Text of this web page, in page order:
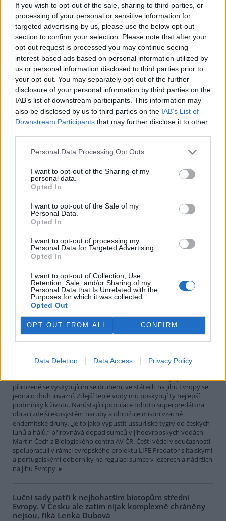
If you wish to opt-out of the sale, sharing to third parties, or
processing of your personal or sensitive information for
targeted advertising by us, please use the below opt-out
section to confirm your selection. Please note that after your
opt-out request is processed you may continue seeing
interest-based ads based on personal information utilized by
us or personal information disclosed to third parties prior to
your opt-out. You may separately opt-out of the further
disclosure of your personal information by third parties on the
IAB’s list of downstream participants. This information may
also be disclosed by us to third parties on the IAB’s List of
Downstream Participants that may further disclose it to other
Personal Data Processing Opt Outs
I want to opt-out of the Sharing of my
personal data.
Opted In
I want to opt-out of the Sale of my
Personal Data.
Opted In
I want to opt-out of processing my
Personal Data for Targeted Advertising.
Opted In
I want to opt-out of Collection, Use,
Retention, Sale, and/or Sharing of my
Personal Data that Is Unrelated with the
Purposes for which it was collected.
Opted Out
OPT OUT FROM ALL CONFIRM
Data Deletion Data Access Privacy Policy
Ekologická úzkost,
environmentální žal, klimatický
smutek. Jsou to nové
fenomény, nebo prožívali
podobné pocity i lidé v
minulosti? Obavy z měnícího se životního prostředí jsou na jednu
stranu přirozené a racionální. Někdy ale mohou narůst až do
takové míry, že člověka paralyzují. Jak poznáme, že nastal čas říci si
o podporu nebo pomoc a kde ji hledat? I o tom jsme hovořili s
Martinem Nawrathem, terapeutem a facilitátorem zabývajícím se
péčí o duševní zdraví také v kontextu probíhající klimatické krize a
proměn životního prostředí.
„Furt ve střehu.“ Manažer přírody Vilém Jurek o
26.11.2025 | PRAHA (Ekolist.cz)
Vilém Jurek je krajinný ekolog,
který zasvětil svůj profesní
končící projekt LIFE South
Moravia, jehož cílem byla obnova stepních biotopů na jižní
Moravě. Mluví o významu pastvy, invazních druzích, složitých
diplomatických jednáních s vlastníky i o tom, proč je důležité
vydržet – i když výsledky nejsou vidět hned. A také o tom, co ho k
přírodě přivedlo, proč má slabost pro Kamenný vrch a jakou roli v
Sumec velký na jihu Evropy? Tamní ekosystémy nejsou
na takového superpredátora připraveny, říká Martin
22.9.2025 | PRAHA (Ekolist.cz)
Diskuse: 26
Sumec velký (Silurus glanis) je
rybou Evropy. Vrcholový
v našich vodách je původním
přirozeně se vyskytujícím se druhem, ve státech na jihu Evropy se
jedná o druh invazní. Zdejší teplé vody mu poskytují ty nejlepší
podmínky k životu. Narůstající populace tohoto superpredátora
obrací zdejší ekosystém naruby a ohrožuje místní vzácné
endemitské druhy. „Je to jako vypustit ussurijské tygry do českých
luhů a hájů,“ přirovnává dopad sumců v jihoevropských vodách
Martin Čech z Biologického centra AV ČR. Čeští vědci v současnosti
spolupracují v rámci evropského projektu LIFE Predator s italskými
a portugalskými odborníky na regulaci sumce v jezerech a nádržích
na jihu Evropy.
Luční sady patří k nejbohatším biotopům střední
Evropy. V Česku ale zatím nijak komplexně chráněny
nejsou, říká Lenka Dubová